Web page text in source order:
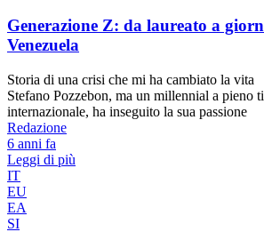
Generazione Z: da laureato a
Venezuela
Storia di una crisi che mi ha cambiato la
Stefano Pozzebon, ma un millennial a pieno
internazionale, ha inseguito la sua passione
Redazione
6 anni fa
Leggi di più
IT
EU
EA
SI